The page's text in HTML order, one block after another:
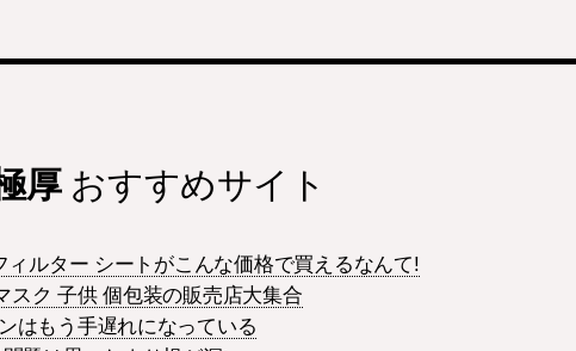
厚おすすめサイト
ィルター シートがこんな価格で買えるなんて!
スク 子供 個包装の販売店大集合
はもう手遅れになっている